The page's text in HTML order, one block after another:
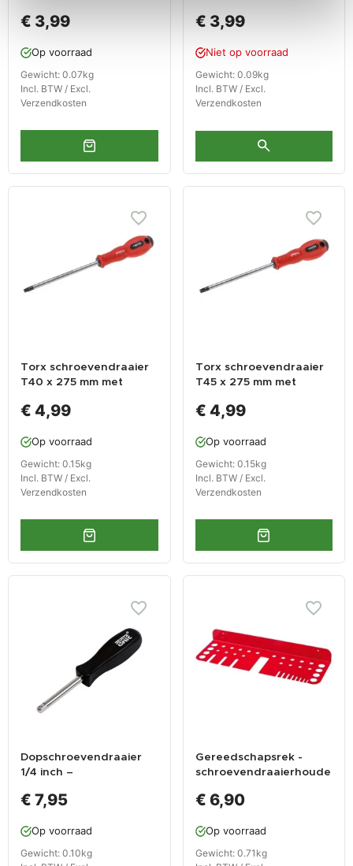
€ 3,99
Op voorraad
Gewicht: 0.07kg
Incl. BTW / Excl.
Verzendkosten
€ 3,99
Niet op voorraad
Gewicht: 0.09kg
Incl. BTW / Excl.
Verzendkosten
Torx schroevendraaier
T40 x 275 mm met
€ 4,99
Op voorraad
Gewicht: 0.15kg
Incl. BTW / Excl.
Verzendkosten
Torx schroevendraaier
T45 x 275 mm met
€ 4,99
Op voorraad
Gewicht: 0.15kg
Incl. BTW / Excl.
Verzendkosten
Dopschroevendraaier
1/4 inch –
1/4 inch doppen
€ 7,95
Op voorraad
Gewicht: 0.10kg
Gereedschapsrek -
schroevendraaierhoude
€ 6,90
Op voorraad
Gewicht: 0.71kg